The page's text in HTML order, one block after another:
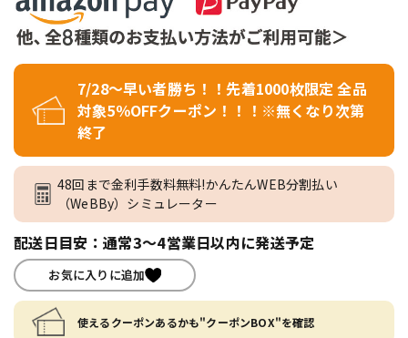
7/28～早い者勝ち！！先着1000枚限定 全品
対象5％OFFクーポン！！！※無くなり次第
終了
48回まで金利手数料無料!かんたんWEB分割払い
（WeBBy）シミュレーター
配送日目安：通常3～4営業日以内に発送予定
お気に入りに追加
使えるクーポンあるかも"クーポンBOX"を確認